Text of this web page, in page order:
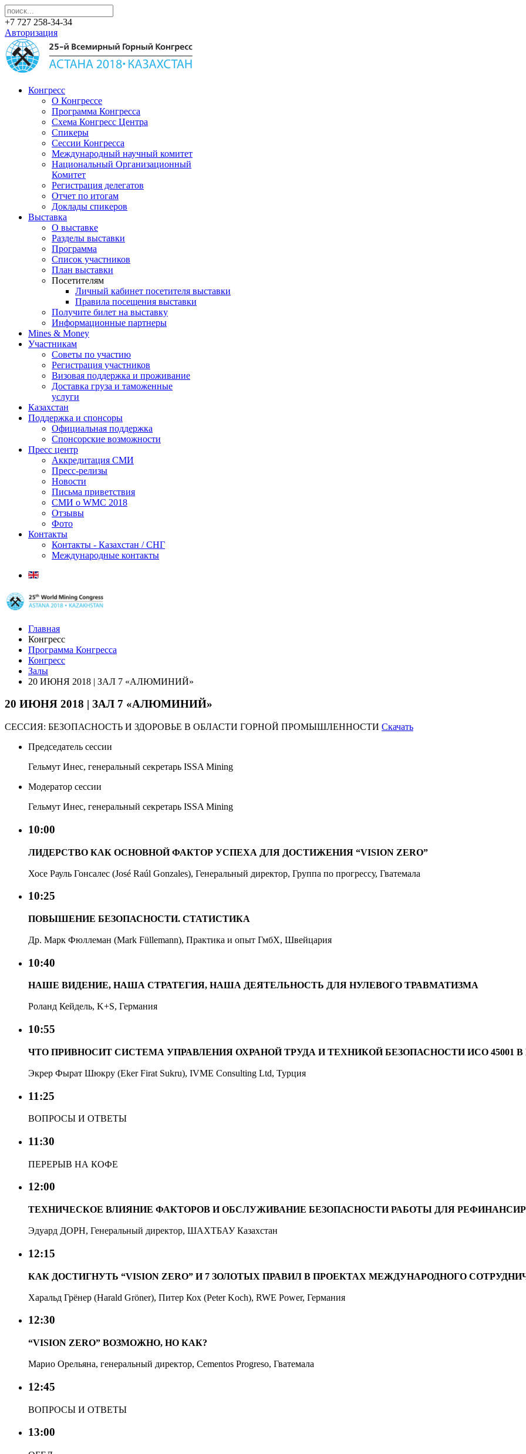
+7 727 258-34-34
Авторизация
Конгресс
О Конгрессе
Программа Конгресса
Схема Конгресс Центра
Спикеры
Сессии Конгресса
Международный научный комитет
Национальный Организационный
Комитет
Регистрация делегатов
Отчет по итогам
Доклады спикеров
Выставка
О выставке
Разделы выставки
Программа
Список участников
План выставки
Посетителям
Личный кабинет посетителя выставки
Правила посещения выставки
Получите билет на выставку
Информационные партнеры
Mines & Money
Участникам
Советы по участию
Регистрация участников
Визовая поддержка и проживание
Доставка груза и таможенные
услуги
Казахстан
Поддержка и спонсоры
Официальная поддержка
Спонсорские возможности
Пресс центр
Аккредитация СМИ
Пресс-релизы
Новости
Письма приветствия
СМИ о WMC 2018
Отзывы
Фото
Контакты
Контакты - Казахстан / СНГ
Международные контакты
Главная
Конгресс
Программа Конгресса
Конгресс
Залы
20 ИЮНЯ 2018 | ЗАЛ 7 «АЛЮМИНИЙ»
20 ИЮНЯ 2018 | ЗАЛ 7 «АЛЮМИНИЙ»
СЕССИЯ: БЕЗОПАСНОСТЬ И ЗДОРОВЬЕ В ОБЛАСТИ ГОРНОЙ ПРОМЫШЛЕННОСТИ Скачать
Председатель сессии
Гельмут Инес, генеральный секретарь ISSA Mining
Модератор сессии
Гельмут Инес, генеральный секретарь ISSA Mining
10:00
ЛИДЕРСТВО КАК ОСНОВНОЙ ФАКТОР УСПЕХА ДЛЯ ДОСТИЖЕНИЯ “VISION ZERO”
Хосе Рауль Гонсалес (José Raúl Gonzales), Генеральный директор, Группа по прогрессу, Гватемала
10:25
ПОВЫШЕНИЕ БЕЗОПАСНОСТИ. СТАТИСТИКА
Др. Марк Фюллеман (Mark Füllemann), Практика и опыт ГмбХ, Швейцария
10:40
НАШЕ ВИДЕНИЕ, НАША СТРАТЕГИЯ, НАША ДЕЯТЕЛЬНОСТЬ ДЛЯ НУЛЕВОГО ТРАВМАТИЗМА
Роланд Кейдель, K+S, Германия
10:55
ЧТО ПРИВНОСИТ СИСТЕМА УПРАВЛЕНИЯ ОХРАНОЙ ТРУДА И ТЕХНИКОЙ БЕЗОПАСНОСТИ ИСО
Экрер Фырат Шюкру (Eker Firat Sukru), IVME Consulting Ltd, Турция
11:25
ВОПРОСЫ И ОТВЕТЫ
11:30
ПЕРЕРЫВ НА КОФЕ
12:00
ТЕХНИЧЕСКОЕ ВЛИЯНИЕ ФАКТОРОВ И ОБСЛУЖИВАНИЕ БЕЗОПАСНОСТИ РАБОТЫ ДЛЯ
Эдуард ДОРН, Генеральный директор, ШАХТБАУ Казахстан
12:15
КАК ДОСТИГНУТЬ “VISION ZERO” И 7 ЗОЛОТЫХ ПРАВИЛ В ПРОЕКТАХ МЕЖДУНАРОДНОГО
Харальд Грёнер (Harald Gröner), Питер Кох (Peter Koch), RWE Power, Германия
12:30
“VISION ZERO” ВОЗМОЖНО, НО КАК?
Марио Орельяна, генеральный директор, Cementos Progreso, Гватемала
12:45
ВОПРОСЫ И ОТВЕТЫ
13:00